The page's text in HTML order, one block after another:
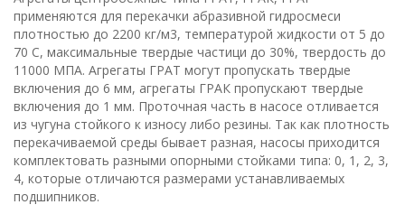
применяются для перекачки абразивной гидросмеси
плотностью до 2200 кг/м3, температурой жидкости от 5 до
70 С, максимальные твердые частици до 30%, твердость до
11000 МПА. Агрегаты ГРАТ могут пропускать твердые
включения до 6 мм, агрегаты ГРАК пропускают твердые
включения до 1 мм. Проточная часть в насосе отливается
из чугуна стойкого к износу либо резины. Так как плотность
перекачиваемой среды бывает разная, насосы приходится
комплектовать разными опорными стойками типа: 0, 1, 2, 3,
4, которые отличаются размерами устанавливаемых
подшипников.